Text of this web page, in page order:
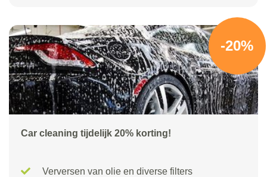
-20%
Car cleaning tijdelijk 20% korting!
Verversen van olie en diverse filters